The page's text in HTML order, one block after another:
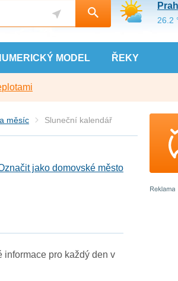
MODEL ŘEKY
26.2
měsíc Sluneční kalendář
jako domovské město
pro každý den v